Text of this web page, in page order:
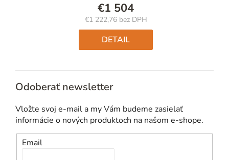
€1 504
€1 222,76 bez DPH
Jednotková
cena:
DETAIL
Odoberať newsletter
Vložte svoj e-mail a my Vám budeme zasielať
informácie o nových produktoch na našom e-shope.
Email